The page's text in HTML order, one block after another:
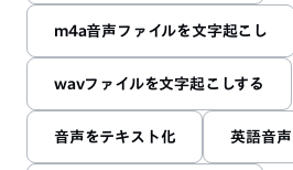
m4a音声ファイルを文字起こし
wavファイルを文字起こしする
音声をテキスト化 英語音